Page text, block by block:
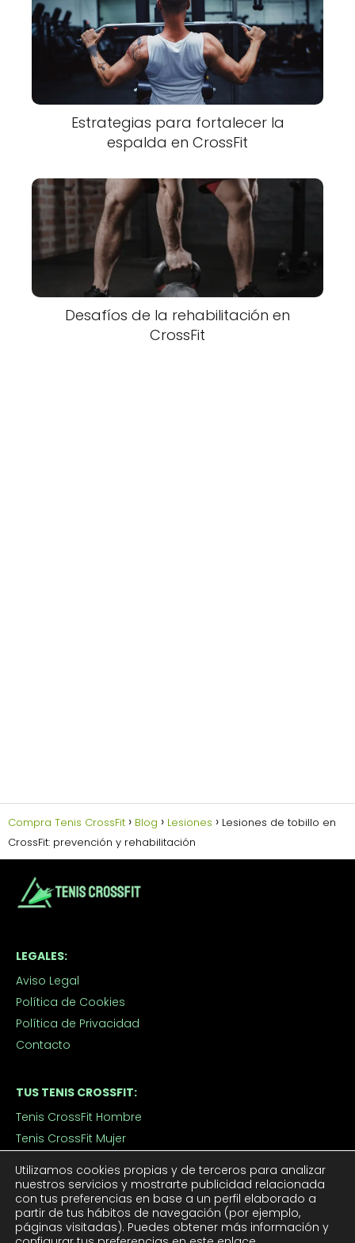
Estrategias para fortalecer la
espalda en CrossFit
Desafíos de la rehabilitación en
CrossFit
Compra Tenis CrossFit Blog Lesiones
Lesiones de tobillo en
CrossFit: prevención y rehabilitación
LEGALES:
Aviso Legal
Política de Cookies
Política de Privacidad
Contacto
TUS TENIS CROSSFIT:
Tenis CrossFit Hombre
Tenis CrossFit Mujer
APROVECHA LOS DESCUENTOS:
Outlet
Ofertas de Tenis de Crossfit
Utilizamos cookies propias y de terceros para analizar
nuestros servicios y mostrarte publicidad relacionada
con tus preferencias en base a un perfil elaborado a
partir de tus hábitos de navegación (por ejemplo,
páginas visitadas). Puedes obtener más información y